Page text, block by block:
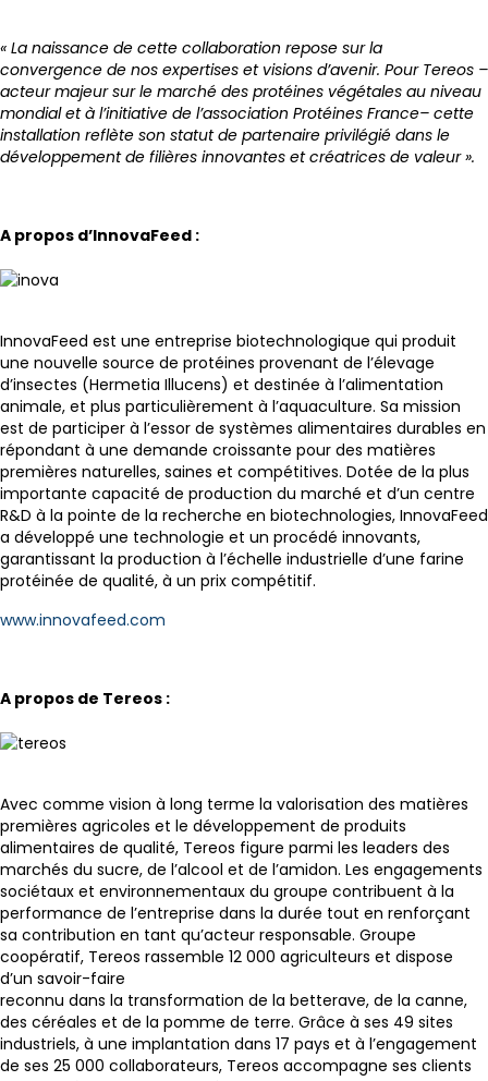
« La naissance de cette collaboration repose sur la
convergence de nos expertises et visions d’avenir. Pour Tereos –
acteur majeur sur le marché des protéines végétales au niveau
mondial et à l’initiative de l’association Protéines France– cette
installation reflète son statut de partenaire privilégié dans le
développement de filières innovantes et créatrices de valeur ».
A propos d’InnovaFeed :
InnovaFeed est une entreprise biotechnologique qui produit
une nouvelle source de protéines provenant de l’élevage
d’insectes (Hermetia Illucens) et destinée à l’alimentation
animale, et plus particulièrement à l’aquaculture. Sa mission
est de participer à l’essor de systèmes alimentaires durables en
répondant à une demande croissante pour des matières
premières naturelles, saines et compétitives. Dotée de la plus
importante capacité de production du marché et d’un centre
R&D à la pointe de la recherche en biotechnologies, InnovaFeed
a développé une technologie et un procédé innovants,
garantissant la production à l’échelle industrielle d’une farine
protéinée de qualité, à un prix compétitif.
www.innovafeed.com
A propos de Tereos :
Avec comme vision à long terme la valorisation des matières
premières agricoles et le développement de produits
alimentaires de qualité, Tereos figure parmi les leaders des
marchés du sucre, de l’alcool et de l’amidon. Les engagements
sociétaux et environnementaux du groupe contribuent à la
performance de l’entreprise dans la durée tout en renforçant
sa contribution en tant qu’acteur responsable. Groupe
coopératif, Tereos rassemble 12 000 agriculteurs et dispose
d’un savoir-faire
reconnu dans la transformation de la betterave, de la canne,
des céréales et de la pomme de terre. Grâce à ses 49 sites
industriels, à une implantation dans 17 pays et à l’engagement
de ses 25 000 collaborateurs, Tereos accompagne ses clients